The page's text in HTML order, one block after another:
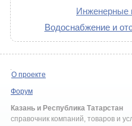
Инженерные
Водоснабжение и
О проекте
Форум
Казань и Республика Татарстан
справочник компаний, товаров и